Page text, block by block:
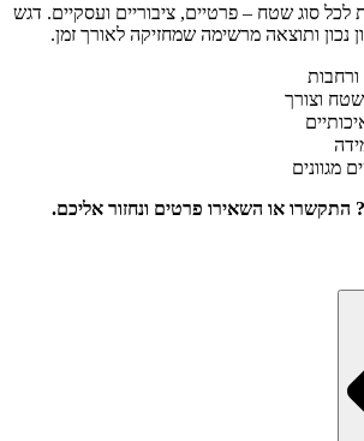
לכל סוג שטח – פרטיים, ציבוריים ועסקיים. דגש
נכון ותוצאה מרשימה שמחזיקה לאורך זמן.
ורחבות
וצורך
מגוונים
התקשרו או השאירו פרטים ונחזור אליכם.